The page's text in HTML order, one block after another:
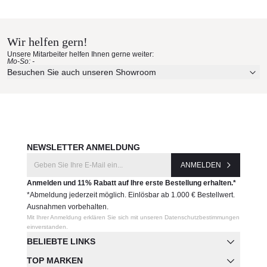
82 × 88,5 × 138 cm
Produktnummer:
bestellen
Erleben Sie unsere Stoffe und Materialien ganz in Ruhe in
Ihren eigenen vier Wänden.
Wir helfen gern!
Unsere Mitarbeiter helfen Ihnen gerne weiter:
Mo-So: -
Besuchen Sie auch unseren Showroom
BELIEBTE LINKS
TOP MARKEN
NEWSLETTER ANMELDUNG
ANMELDEN
Anmelden und 11% Rabatt auf Ihre erste Bestellung erhalten.*
*Abmeldung jederzeit möglich. Einlösbar ab 1.000 € Bestellwert.
Ausnahmen vorbehalten.
Mit Ihrer Anmeldung erklären Sie sich mit unseren Datenschutzbestimmungen
einverstanden.